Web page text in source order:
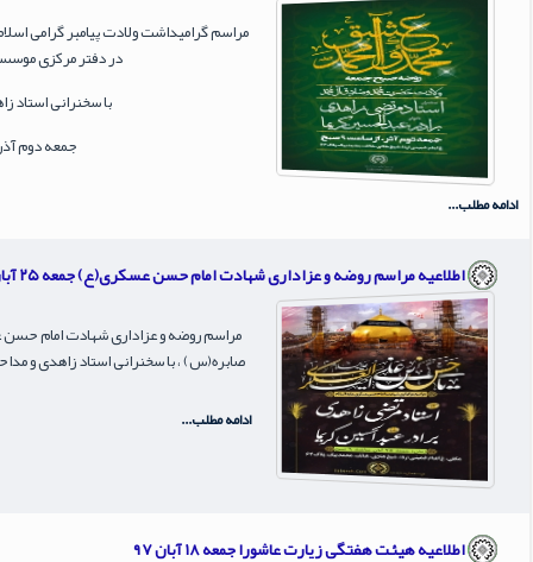
مراسم گرامیداشت ولادت پیامبر گرامی
در دفتر مرکزی
با سخنرانی استاد
جمعه دوم آذر ۹۷ از ساعت
ادامه مطلب...
اطلاعیه مراسم روضه و عزاداری شهادت امام حسن عسکری(ع) جمعه ۲۵ آبان ۹۷
مراسم روضه و عزاداری شهادت امام
صابره(س) ، با سخنرانی استاد زاهدی و مداحی برادر کریما ،
ادامه مطلب...
اطلاعیه هیئت هفتگی زیارت عاشورا جمعه ۱۸ آبان ۹۷